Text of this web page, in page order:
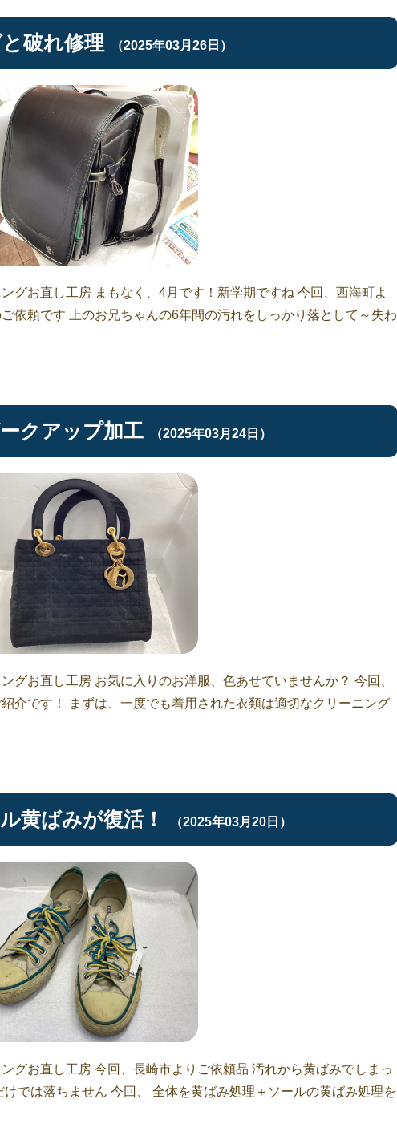
破れ修理 （2025年03月26日）
グお直し工房 まもなく、4月です！新学期ですね 今回、西海町よ
依頼です 上のお兄ちゃんの6年間の汚れをしっかり落として～失わ
クアップ加工 （2025年03月24日）
グお直し工房 お気に入りのお洋服、色あせていませんか？ 今回、
介です！ まずは、一度でも着用された衣類は適切なクリーニング
黄ばみが復活！ （2025年03月20日）
グお直し工房 今回、長崎市よりご依頼品 汚れから黄ばみでしまっ
では落ちません 今回、 全体を黄ばみ処理＋ソールの黄ばみ処理を